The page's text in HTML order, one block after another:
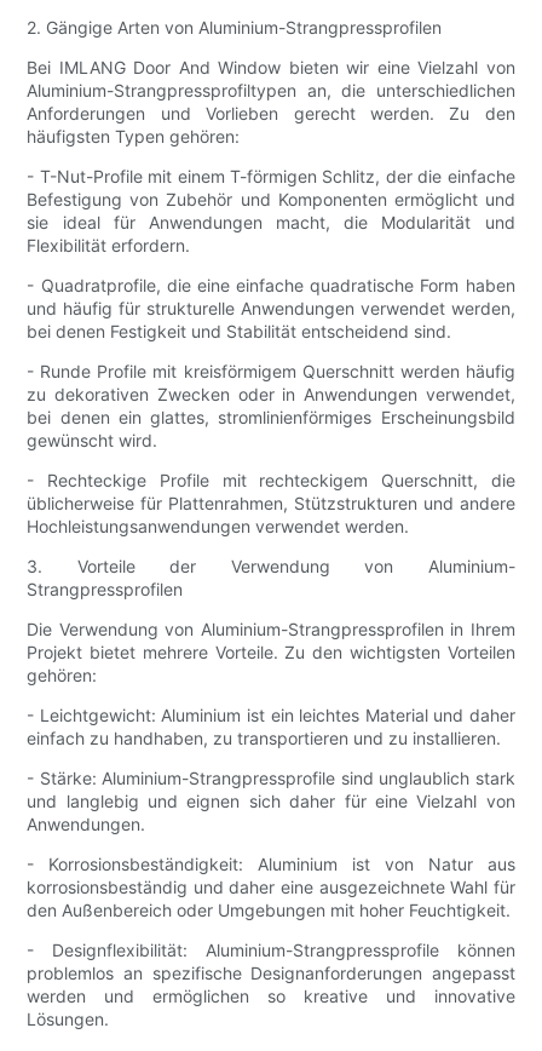
2. Gängige Arten von Aluminium-Strangpressprofilen
Bei IMLANG Door And Window bieten wir eine Vielzahl von
Aluminium-Strangpressprofiltypen an, die unterschiedlichen
Anforderungen und Vorlieben gerecht werden. Zu den
häufigsten Typen gehören:
- T-Nut-Profile mit einem T-förmigen Schlitz, der die einfache
Befestigung von Zubehör und Komponenten ermöglicht und
sie ideal für Anwendungen macht, die Modularität und
Flexibilität erfordern.
- Quadratprofile, die eine einfache quadratische Form haben
und häufig für strukturelle Anwendungen verwendet werden,
bei denen Festigkeit und Stabilität entscheidend sind.
- Runde Profile mit kreisförmigem Querschnitt werden häufig
zu dekorativen Zwecken oder in Anwendungen verwendet,
bei denen ein glattes, stromlinienförmiges Erscheinungsbild
gewünscht wird.
- Rechteckige Profile mit rechteckigem Querschnitt, die
üblicherweise für Plattenrahmen, Stützstrukturen und andere
Hochleistungsanwendungen verwendet werden.
3. Vorteile der Verwendung von Aluminium-
Strangpressprofilen
Die Verwendung von Aluminium-Strangpressprofilen in Ihrem
Projekt bietet mehrere Vorteile. Zu den wichtigsten Vorteilen
gehören:
- Leichtgewicht: Aluminium ist ein leichtes Material und daher
einfach zu handhaben, zu transportieren und zu installieren.
- Stärke: Aluminium-Strangpressprofile sind unglaublich stark
und langlebig und eignen sich daher für eine Vielzahl von
Anwendungen.
- Korrosionsbeständigkeit: Aluminium ist von Natur aus
korrosionsbeständig und daher eine ausgezeichnete Wahl für
den Außenbereich oder Umgebungen mit hoher Feuchtigkeit.
- Designflexibilität: Aluminium-Strangpressprofile können
problemlos an spezifische Designanforderungen angepasst
werden und ermöglichen so kreative und innovative
Lösungen.